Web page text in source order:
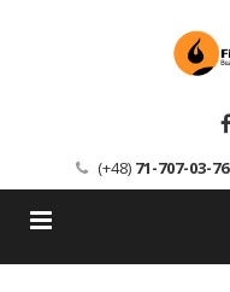
(+48) 71-707-03-76